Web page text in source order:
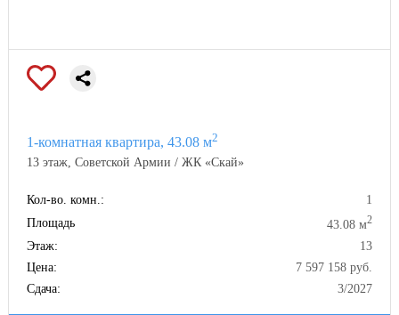
1-комнатная квартира, 43.08 м2
13 этаж, Советской Армии / ЖК «Скай»
Кол-во. комн.:
1
Площадь
43.08 м2
Этаж:
13
Цена:
7 597 158 руб.
Сдача:
3/2027